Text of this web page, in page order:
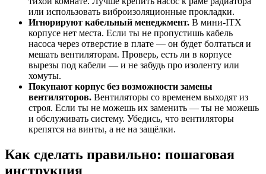
или использовать виброизоляционные прокладки.
Игнорируют кабельный менеджмент. В мини-ITX
корпусе нет места. Если ты не пропустишь кабель
насоса через отверстие в плате — он будет болтаться и
мешать вентиляторам. Проверь, есть ли в корпусе
вырезы под кабели — и не забудь про изоленту или
хомуты.
Покупают корпус без возможности замены
вентиляторов. Вентиляторы со временем выходят из
строя. Если ты не можешь их заменить — ты не можешь
и обслуживать систему. Убедись, что вентиляторы
крепятся на винты, а не на защёлки.
Как сделать правильно: пошаговая
инструкция